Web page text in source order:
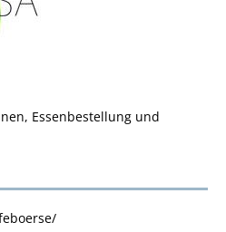
Essenbestellung und